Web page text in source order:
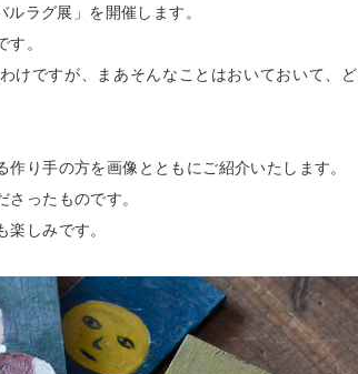
ラグ展」を開催します。
。
けですが、まあそんなことはおいておいて、ど
り手の方を画像とともにご紹介いたします。
ったものです。
しみです。